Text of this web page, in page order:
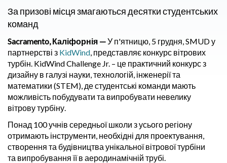
За призові місця змагаються десятки студентських
команд
Sacramento, Каліфорнія —У п'ятницю, 5 грудня, SMUD у
партнерстві з KidWind, представляє конкурс вітрових
турбін. KidWind Challenge Jr. – це практичний конкурс з
дизайну в галузі науки, технологій, інженерії та
математики (STEM), де студентські команди мають
можливість побудувати та випробувати невелику
вітрову турбіну.
Понад 100 учнів середньої школи з усього регіону
отримають інструменти, необхідні для проектування,
створення та будівництва унікальної вітрової турбіни
та випробування її в аеродинамічній трубі.